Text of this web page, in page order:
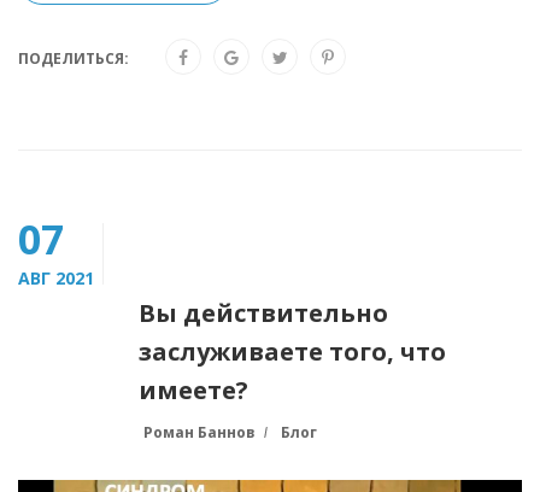
ПОДЕЛИТЬСЯ:
07
АВГ 2021
Вы действительно
заслуживаете того, что
имеете?
Роман Баннов Блог